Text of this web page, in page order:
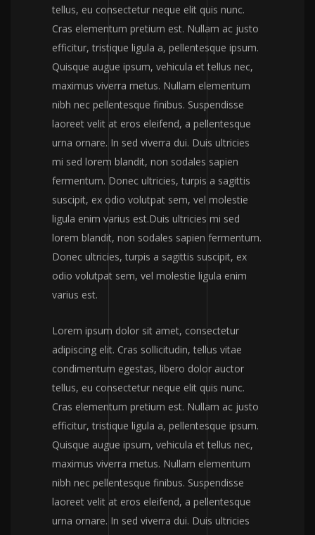
tellus, eu consectetur neque elit quis nunc.
Cras elementum pretium est. Nullam ac justo
efficitur, tristique ligula a, pellentesque ipsum.
Quisque augue ipsum, vehicula et tellus nec,
maximus viverra metus. Nullam elementum
nibh nec pellentesque finibus. Suspendisse
laoreet velit at eros eleifend, a pellentesque
urna ornare. In sed viverra dui. Duis ultricies
mi sed lorem blandit, non sodales sapien
fermentum. Donec ultricies, turpis a sagittis
suscipit, ex odio volutpat sem, vel molestie
ligula enim varius est.Duis ultricies mi sed
lorem blandit, non sodales sapien fermentum.
Donec ultricies, turpis a sagittis suscipit, ex
odio volutpat sem, vel molestie ligula enim
varius est.
Lorem ipsum dolor sit amet, consectetur
adipiscing elit. Cras sollicitudin, tellus vitae
condimentum egestas, libero dolor auctor
tellus, eu consectetur neque elit quis nunc.
Cras elementum pretium est. Nullam ac justo
efficitur, tristique ligula a, pellentesque ipsum.
Quisque augue ipsum, vehicula et tellus nec,
maximus viverra metus. Nullam elementum
nibh nec pellentesque finibus. Suspendisse
laoreet velit at eros eleifend, a pellentesque
urna ornare. In sed viverra dui. Duis ultricies